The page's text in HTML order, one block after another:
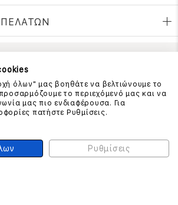
ΜΑΖΙ ΜΑΣ
210 999 4510
μια αστική μονάδα από σταθερό)
ΣΥΝΑΛΛΑΓΩΝ
όλων" μας βοηθάτε να βελτιώνουμε το
το περιεχόμενό μας και να
μας πιο ενδιαφέρουσα. Για
πατήστε Ρυθμίσεις.
Ρυθμίσεις